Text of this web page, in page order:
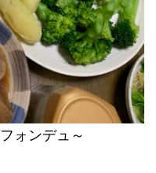
ォンデュ～